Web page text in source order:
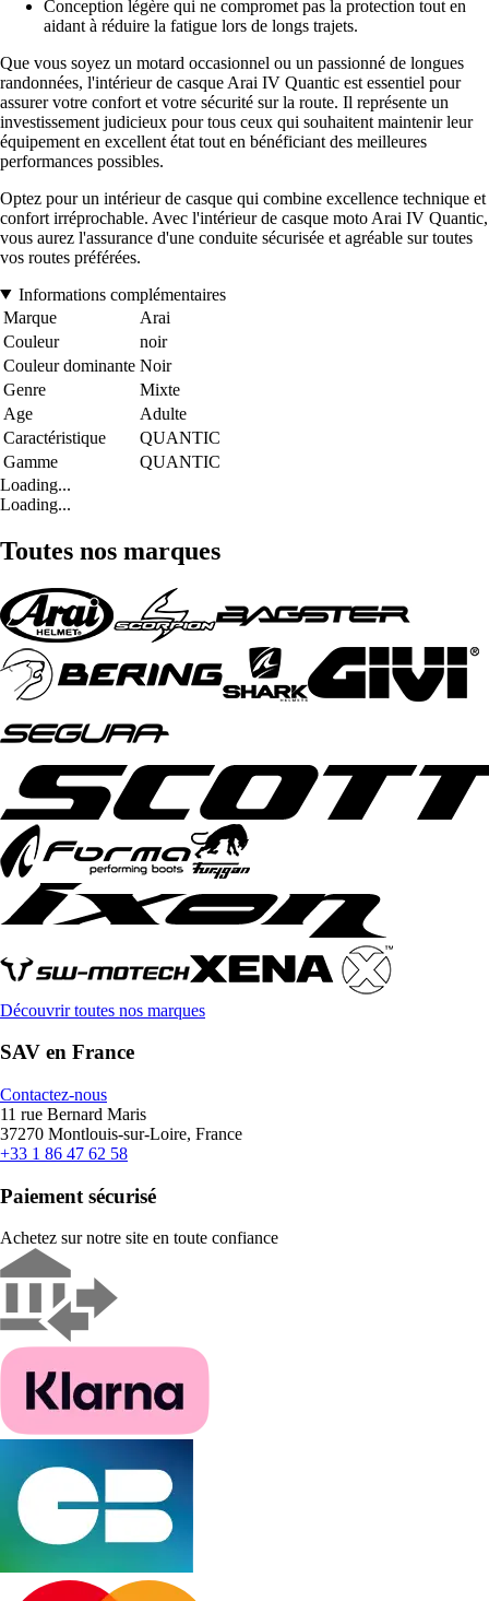
Conception légère qui ne compromet pas la protection tout en
aidant à réduire la fatigue lors de longs trajets.
Que vous soyez un motard occasionnel ou un passionné de longues
randonnées, l'intérieur de casque Arai IV Quantic est essentiel pour
assurer votre confort et votre sécurité sur la route. Il représente un
investissement judicieux pour tous ceux qui souhaitent maintenir leur
équipement en excellent état tout en bénéficiant des meilleures
performances possibles.
Optez pour un intérieur de casque qui combine excellence technique et
confort irréprochable. Avec l'intérieur de casque moto Arai IV Quantic,
vous aurez l'assurance d'une conduite sécurisée et agréable sur toutes
vos routes préférées.
Informations complémentaires
Marque
Arai
Couleur
noir
Couleur dominante Noir
Genre
Mixte
Age
Adulte
Caractéristique
QUANTIC
Gamme
QUANTIC
Loading...
Loading...
Toutes nos marques
Découvrir toutes nos marques
SAV en France
Contactez-nous
11 rue Bernard Maris
37270 Montlouis-sur-Loire, France
+33 1 86 47 62 58
Paiement sécurisé
Achetez sur notre site en toute confiance